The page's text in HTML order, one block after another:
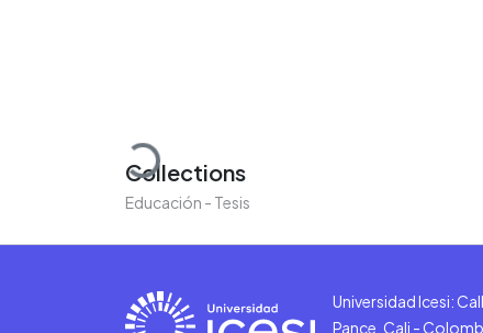
Loading...
Collections
Educación - Tesis
Universidad Icesi:
Pance, Cali -